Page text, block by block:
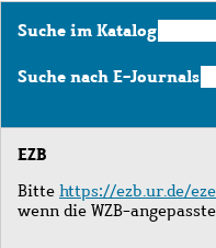
Suche im KatalogSuche
im
Katalog
Suche nach E-Journals
EZB
Bitte https://ezb.ur.de/
wenn die WZB-